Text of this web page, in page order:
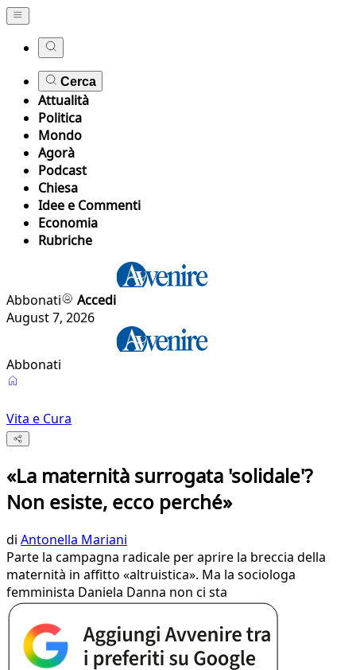
Cerca
Attualità
Politica
Mondo
Agorà
Podcast
Chiesa
Idee e Commenti
Economia
Rubriche
Abbonati
Accedi
August 7, 2026
Abbonati
Vita e Cura
«La maternità surrogata 'solidale'?
Non esiste, ecco perché»
di Antonella Mariani
Parte la campagna radicale per aprire la breccia della
maternità in affitto «altruistica». Ma la sociologa
femminista Daniela Danna non ci sta